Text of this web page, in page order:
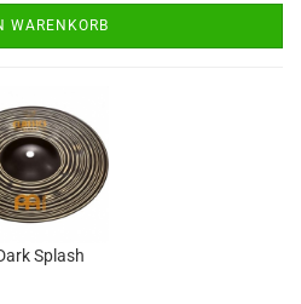
WARENKORB
Splash